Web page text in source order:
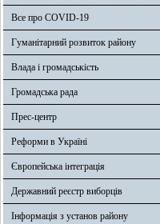
Все про COVID-19
Гуманітарний розвиток району
Влада і громадськість
Громадська рада
Прес-центр
Реформи в Україні
Європейська інтеграція
Державний реєстр виборців
Інформація з установ району